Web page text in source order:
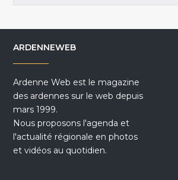
ARDENNEWEB
Ardenne Web est le magazine
des ardennes sur le web depuis
mars 1999.
Nous proposons l'agenda et
l'actualité régionale en photos
et vidéos au quotidien.